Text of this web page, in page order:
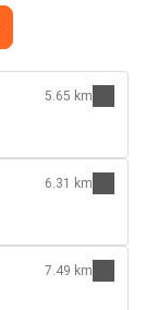
5.65 km
6.31 km
7.49 km